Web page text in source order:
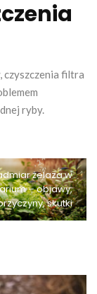
czyszczenia filtra
ryby.
żelaza w
– objawy,
skutki